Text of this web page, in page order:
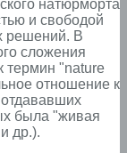
натюрморта
и свободой
решений. В
сложения
термин "nature
отношение к
отдававших
была "живая
и др.).